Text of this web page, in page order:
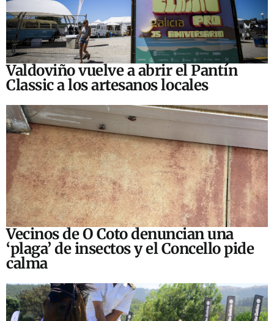
Valdoviño vuelve a abrir el Pantín
Classic a los artesanos locales
Vecinos de O Coto denuncian una
‘plaga’ de insectos y el Concello pide
calma